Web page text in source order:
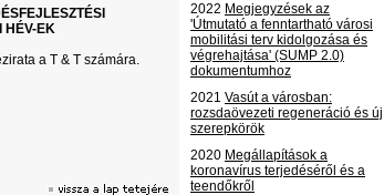
HÉV-EK
a T & T számára.
2022 Megjegyzések az
'Útmutató a fenntartható városi
mobilitási terv kidolgozása és
végrehajtása' (SUMP 2.0)
dokumentumhoz
2021 Vasút a városban:
rozsdaövezeti regeneráció és új
szerepkörök
2020 Megállapítások a
koronavírus terjedéséről és a
teendőkről